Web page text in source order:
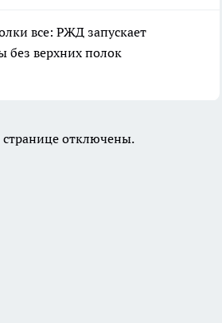
все: РЖД запускает
без верхних полок
отключены.